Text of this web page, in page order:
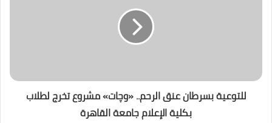
للتوعية بسرطان عنق الرحم.. «وچات» مشروع تخرج لطلاب
بكلية الإعلام جامعة القاهرة